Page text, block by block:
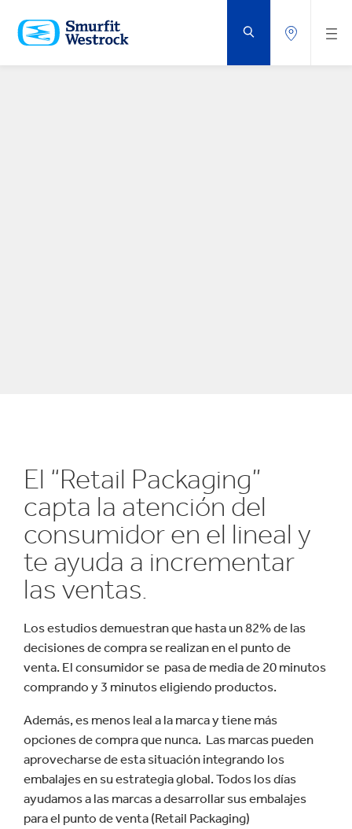
AL
CONTENIDO
PRINCIPAL
El “Retail Packaging”
capta la atención del
consumidor en el lineal y
te ayuda a incrementar
las ventas.
Los estudios demuestran que hasta un 82% de las
decisiones de compra se realizan en el punto de
venta. El consumidor se pasa de media de 20 minutos
comprando y 3 minutos eligiendo productos.
Además, es menos leal a la marca y tiene más
opciones de compra que nunca. Las marcas pueden
aprovecharse de esta situación integrando los
embalajes en su estrategia global. Todos los días
ayudamos a las marcas a desarrollar sus embalajes
para el punto de venta (Retail Packaging)